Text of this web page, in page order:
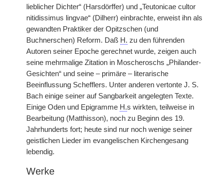
lieblicher Dichter“ (Harsdörffer) und „Teutonicae cultor
nitidissimus lingvae“ (Dilherr) einbrachte, erweist ihn als
gewandten Praktiker der Opitzschen (und
Buchnerschen) Reform. Daß H. zu den führenden
Autoren seiner Epoche gerechnet wurde, zeigen auch
seine mehrmalige Zitation in Moscheroschs „Philander-
Gesichten“ und seine – primäre – literarische
Beeinflussung Schefflers. Unter anderen vertonte J. S.
Bach einige seiner auf Sangbarkeit angelegten Texte.
Einige Oden und Epigramme H.s wirkten, teilweise in
Bearbeitung (Matthisson), noch zu Beginn des 19.
Jahrhunderts fort; heute sind nur noch wenige seiner
geistlichen Lieder im evangelischen Kirchengesang
lebendig.
Werke